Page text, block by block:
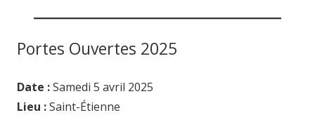
Portes Ouvertes 2025
Date :Samedi 5 avril 2025
Lieu :Saint-Étienne